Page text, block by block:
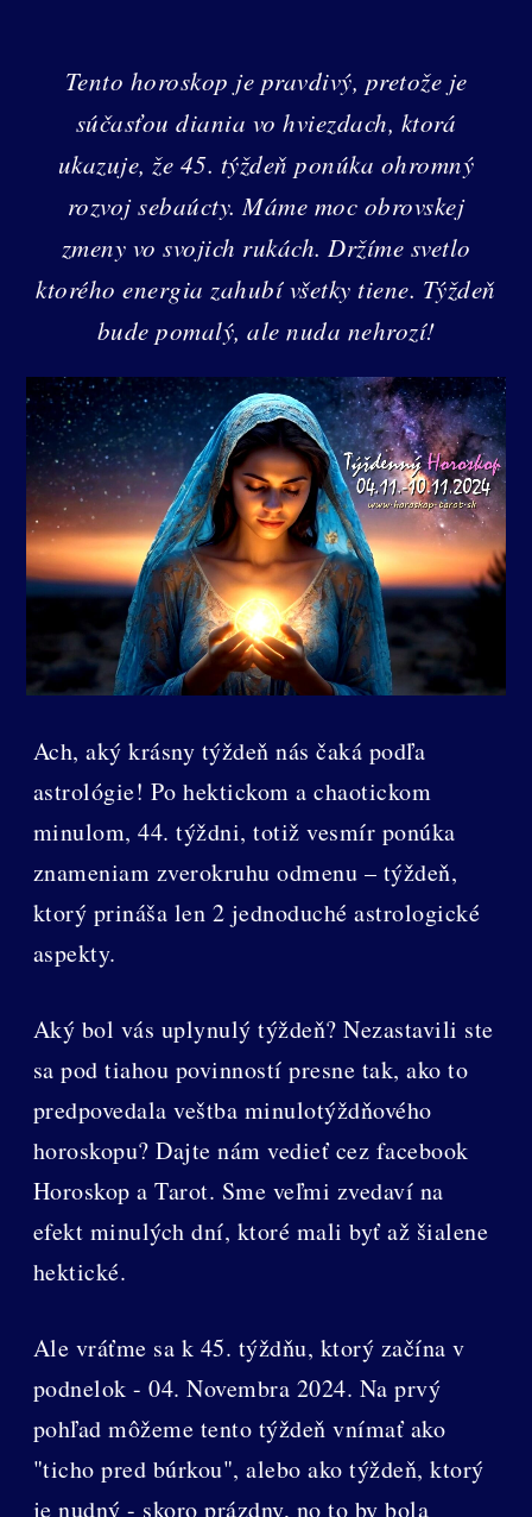
Tento horoskop je pravdivý, pretože je
súčasťou diania vo hviezdach, ktorá
ukazuje, že 45. týždeň ponúka ohromný
rozvoj sebaúcty. Máme moc obrovskej
zmeny vo svojich rukách. Držíme svetlo
ktorého energia zahubí všetky tiene. Týždeň
bude pomalý, ale nuda nehrozí!
Ach, aký krásny týždeň nás čaká podľa
astrológie! Po hektickom a chaotickom
minulom, 44. týždni, totiž vesmír ponúka
znameniam zverokruhu odmenu – týždeň,
ktorý prináša len 2 jednoduché astrologické
aspekty.
Aký bol vás uplynulý týždeň? Nezastavili ste
sa pod tiahou povinností presne tak, ako to
predpovedala veštba minulotýždňového
horoskopu? Dajte nám vedieť cez facebook
Horoskop a Tarot. Sme veľmi zvedaví na
efekt minulých dní, ktoré mali byť až šialene
hektické.
Ale vráťme sa k 45. týždňu, ktorý začína v
podnelok - 04. Novembra 2024. Na prvý
pohľad môžeme tento týždeň vnímať ako
"ticho pred búrkou", alebo ako týždeň, ktorý
je nudný - skoro prázdny, no to by bola